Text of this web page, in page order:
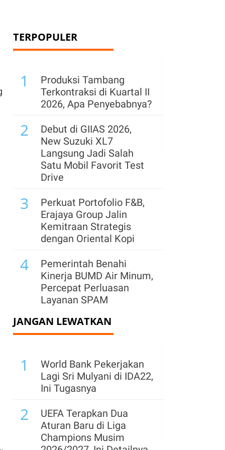
TERPOPULER
1
Produksi Tambang
Terkontraksi di Kuartal II
2026, Apa Penyebabnya?
2
Debut di GIIAS 2026,
New Suzuki XL7
Langsung Jadi Salah
Satu Mobil Favorit Test
Drive
3
Perkuat Portofolio F&B,
Erajaya Group Jalin
Kemitraan Strategis
dengan Oriental Kopi
4
Pemerintah Benahi
Kinerja BUMD Air Minum,
Percepat Perluasan
Layanan SPAM
5
Tablet Jadi Alternatif
Notebook Murah, IDC:
Ubah Pilihan Konsumen
Menperin Ungkap
Pemicu PHK Terhadap
Ratusan Buruh Garmen
di Cimahi, Jabar
Freeport Ajukan
JANGAN LEWATKAN
1
World Bank Pekerjakan
Lagi Sri Mulyani di IDA22,
Ini Tugasnya
2
UEFA Terapkan Dua
Aturan Baru di Liga
Champions Musim